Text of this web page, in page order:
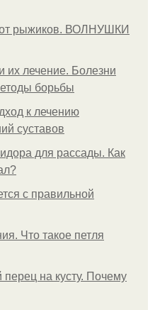
от рыжиков. ВОЛНУШКИ
их лечение. Болезни
борьбы
к лечению
суставов
для рассады. Как
с правильной
Что такое петля
на кусту. Почему